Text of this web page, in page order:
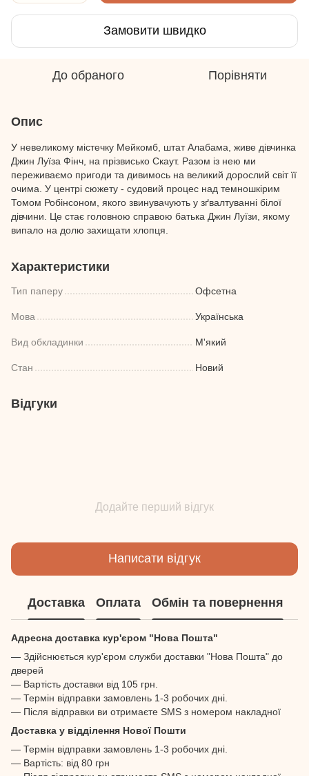
Замовити швидко
До обраного Порівняти
Опис
У невеликому містечку Мейкомб, штат Алабама, живе дівчинка
Джин Луїза Фінч, на прізвисько Скаут. Разом із нею ми
переживаємо пригоди та дивимось на великий дорослий світ її
очима. У центрі сюжету - судовий процес над темношкірим
Томом Робінсоном, якого звинувачують у зґвалтуванні білої
дівчини. Це стає головною справою батька Джин Луїзи, якому
випало на долю захищати хлопця.
Характеристики
Тип паперу Офсетна
Мова Українська
Вид обкладинки М'який
Стан Новий
Відгуки
Додайте перший відгук
Написати відгук
Доставка Оплата Обмін та повернення
Адресна доставка кур'єром "Нова Пошта"
— Здійснюється кур'єром служби доставки "Нова Пошта" до
дверей
— Вартість доставки від 105 грн.
— Термін відправки замовлень 1-3 робочих дні.
— Після відправки ви отримаєте SMS з номером накладної
Доставка у відділення Нової Пошти
— Термін відправки замовлень 1-3 робочих дні.
— Вартість: від 80 грн